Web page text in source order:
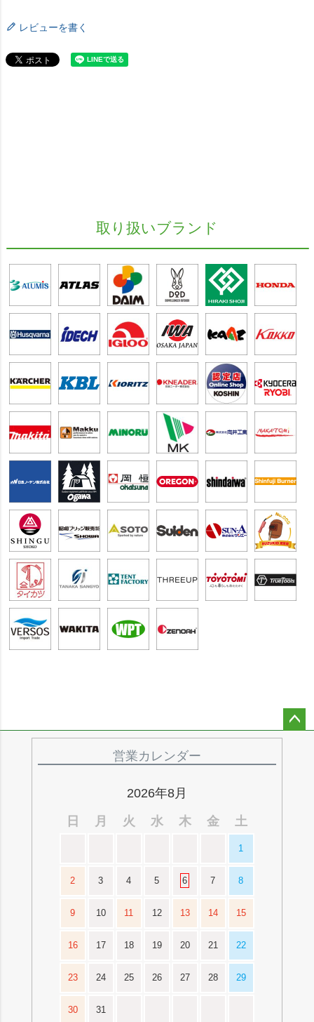
レビューを書く
取り扱いブランド
営業カレンダー
2026年8月
日
月 火 水 木 金 土
1
2 3 4 5 6 7 8
9 10 11 12 13 14 15
16 17 18 19 20 21 22
23 24 25 26 27 28 29
30 31